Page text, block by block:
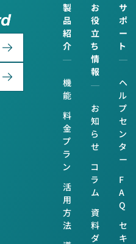
製
品
紹
介
機
能
料
金
プ
ラ
ン
活
用
方
法
お
役
立
ち
情
報
お
知
ら
せ
コ
ラ
ム
資
料
ダ
サ
ポ
ー
ト
ヘ
ル
プ
セ
ン
タ
ー
F
A
Q
セ
キ